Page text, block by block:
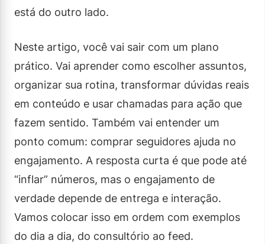
está do outro lado.
Neste artigo, você vai sair com um plano
prático. Vai aprender como escolher assuntos,
organizar sua rotina, transformar dúvidas reais
em conteúdo e usar chamadas para ação que
fazem sentido. Também vai entender um
ponto comum: comprar seguidores ajuda no
engajamento. A resposta curta é que pode até
“inflar” números, mas o engajamento de
verdade depende de entrega e interação.
Vamos colocar isso em ordem com exemplos
do dia a dia, do consultório ao feed.